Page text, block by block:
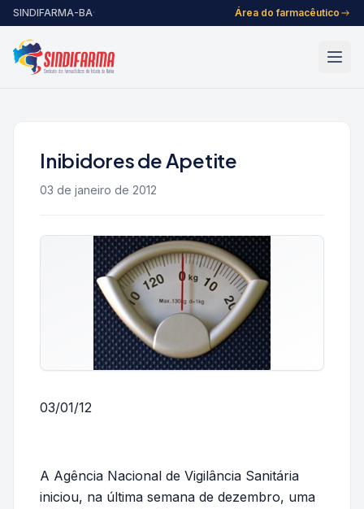
Pular para o conteúdo
SINDIFARMA-BA· Área do farmacêutico
Inibidores de Apetite
03 de janeiro de 2012
03/01/12
A Agência Nacional de Vigilância Sanitária
iniciou, na última semana de dezembro, uma